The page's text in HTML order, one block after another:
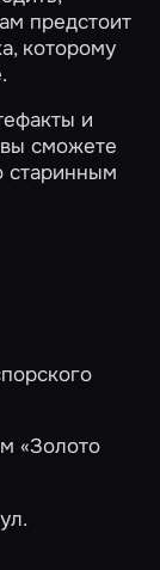
предстоит
которому
и
вы сможете
старинным
«Золото